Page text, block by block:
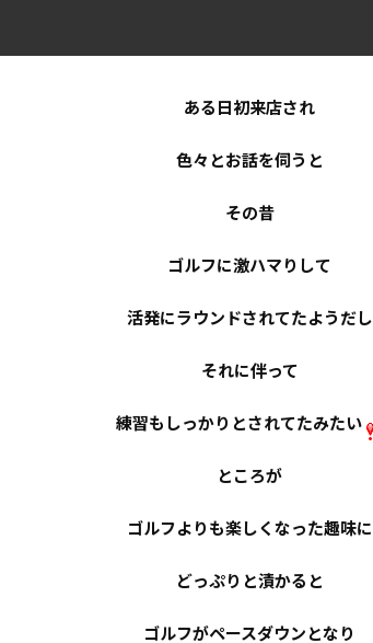
ある日初来店され
色々とお話を伺うと
その昔
ゴルフに激ハマりして
活発にラウンドされてたようだし
それに伴って
練習もしっかりとされてたみたい
ところが
ゴルフよりも楽しくなった趣味に
どっぷりと漬かると
ゴルフがペースダウンとなり